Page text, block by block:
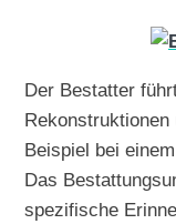
Der Bestatter
Rekonstruktionen
Beispiel bei
Das
spezifische